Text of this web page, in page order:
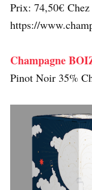
Prix: 74,50€ Chez
https://
Champagne
Pinot Noir 35%